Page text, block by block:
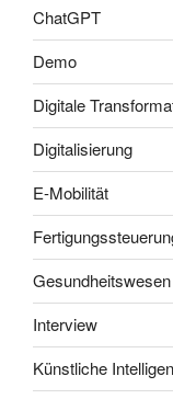
ChatGPT
Demo
Digitale
Digitalisierung
E-Mobilität
Gesundheitswesen
Interview
Künstliche